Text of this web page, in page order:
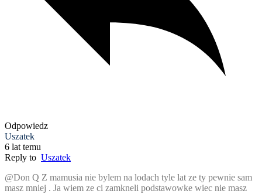
Odpowiedz
Uszatek
6 lat temu
Reply to Uszatek
@Don Q Z mamusia nie bylem na lodach tyle lat ze ty pewnie sam
masz mniej . Ja wiem ze ci zamkneli podstawowke wiec nie masz